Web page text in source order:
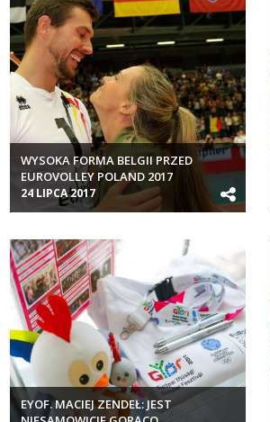
WYSOKA FORMA BELGII PRZED
EUROVOLLEY POLAND 2017
24 LIPCA 2017
EYOF. MACIEJ ZENDEŁ: JEST